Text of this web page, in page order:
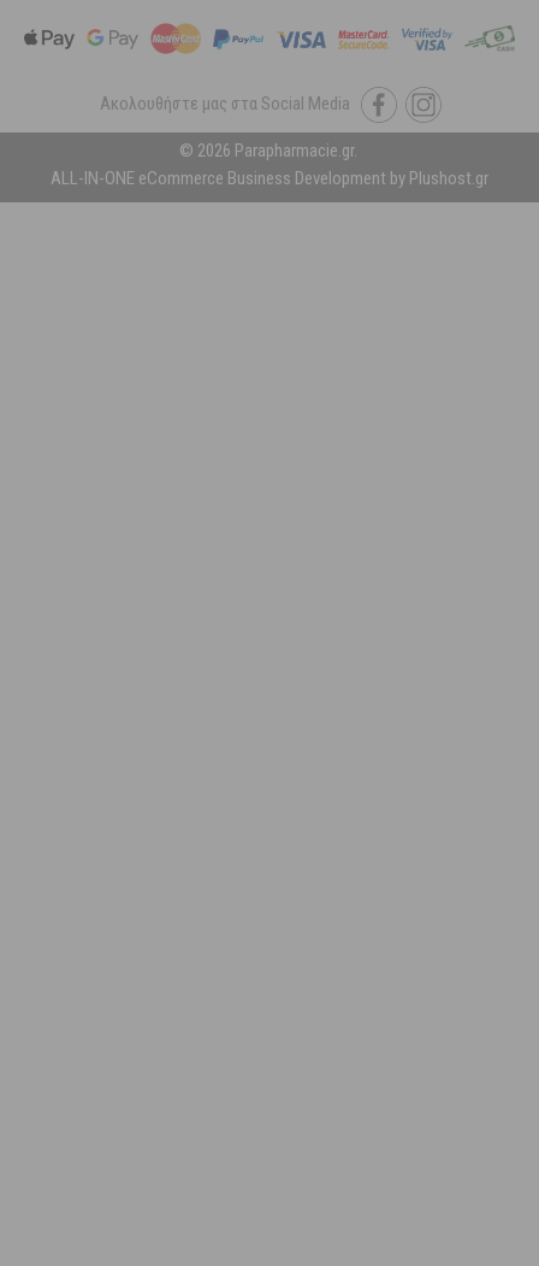
Ακολουθήστε μας στα Social Media
© 2026 Parapharmacie.gr.
ALL-IN-ONE eCommerce Business Development by Plushost.gr